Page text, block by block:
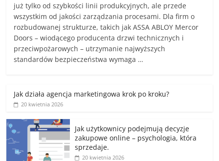
już tylko od szybkości linii produkcyjnych, ale przede
wszystkim od jakości zarządzania procesami. Dla firm o
rozbudowanej strukturze, takich jak ASSA ABLOY Mercor
Doors – wiodącego producenta drzwi technicznych i
przeciwpożarowych – utrzymanie najwyższych
standardów bezpieczeństwa wymaga …
Jak działa agencja marketingowa krok po kroku?
20 kwietnia 2026
Jak użytkownicy podejmują decyzje
zakupowe online – psychologia, która
sprzedaje.
20 kwietnia 2026